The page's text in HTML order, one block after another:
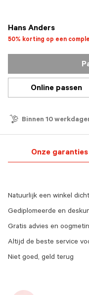
Hans Anders
50% korting op een
Online passen
Binnen 10
Onze garanties
Natuurlijk een winkel
Gediplomeerde en
Gratis advies en
Altijd de beste service
Niet goed, geld terug